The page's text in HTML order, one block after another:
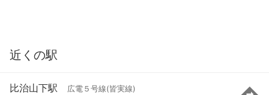
近くの駅
比治山下駅 広電５号線(皆実線)